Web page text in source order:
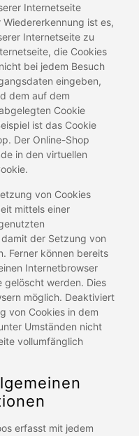
Internetseite
ist es,
Internetseite zu
die Cookies
bei jedem Besuch
eingeben,
dem auf dem
Cookie
ist das Cookie
Der Online-Shop
in den virtuellen
von Cookies
mittels einer
der Setzung von
Ferner können bereits
Internetbrowser
gelöscht werden. Dies
möglich. Deaktiviert
von Cookies in dem
Umständen nicht
vollumfänglich
erfasst mit jedem